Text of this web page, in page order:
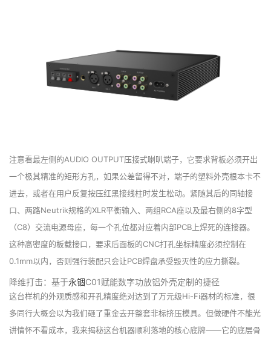
注意看最左侧的AUDIO OUTPUT压接式喇叭端子，它要求背板必须开出
一个极其精准的矩形方孔，如果公差留得不对，端子的塑料外壳根本卡不
进去，或者在用户反复按压红黑接线柱时发生松动。紧随其后的同轴接
口、两路Neutrik规格的XLR平衡输入、两组RCA座以及最右侧的8字型
（C8）交流电源母座，每一个孔位都对应着内部PCB上焊死的连接器。
这种高密度的板载接口，要求后面板的CNC打孔坐标精度必须控制在
0.1mm以内，否则强行装配只会让PCB焊盘承受毁灭性的应力撕裂。
降维打击：基于永锢C01赋能数字功放铝外壳定制的捷径
这台样机的外观质感和开孔精度绝对达到了万元级Hi-Fi器材的标准，很
多同行大概会以为我们砸了重金去开整套非标挤压模具。但做硬件不能光
讲情怀不看成本，我来揭秘这台机器顺利落地的核心底牌——它的底层骨